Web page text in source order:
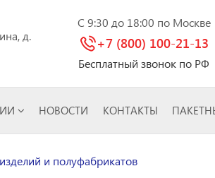
д.
C 9:30 до 18:00 по Москве
+7 (800) 100-21-13
Бесплатный звонок по РФ
НОВОСТИ КОНТАКТЫ
и полуфабрикатов